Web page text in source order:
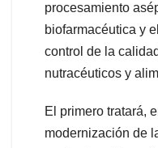
procesamiento
biofarmacéutica y
control de la
nutracéuticos y
El primero tratará,
modernización de